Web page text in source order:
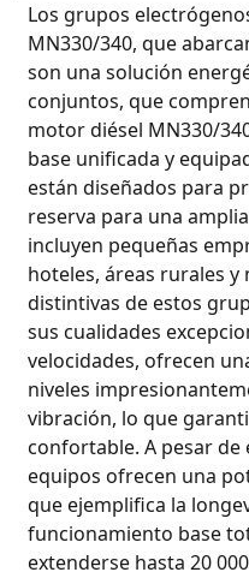
Los grupos
MN330/340, que
son una solución
conjuntos, que
motor diésel MN330/
base unificada y
están diseñados para
reserva para una
incluyen pequeñas
hoteles, áreas rurales y
distintivas de estos
sus cualidades
velocidades, ofrecen
niveles
vibración, lo que
confortable. A pesar de
equipos ofrecen una
que ejemplifica la
funcionamiento base
extenderse hasta 20